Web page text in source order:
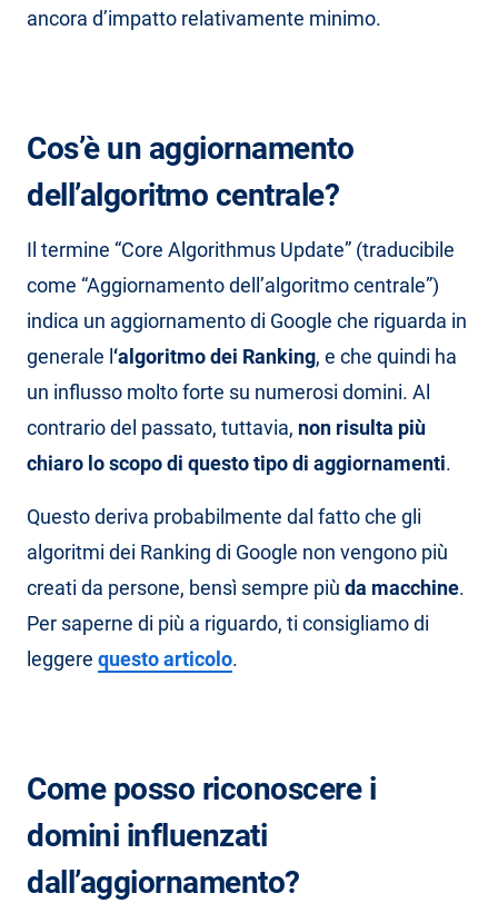
ancora d’impatto relativamente minimo.
Cos’è un aggiornamento
dell’algoritmo centrale?
Il termine “Core Algorithmus Update” (traducibile
come “Aggiornamento dell’algoritmo centrale”)
indica un aggiornamento di Google che riguarda in
generale l ‘algoritmo dei Ranking, e che quindi ha
un influsso molto forte su numerosi domini. Al
contrario del passato, tuttavia, non risulta più
chiaro lo scopo di questo tipo di aggiornamenti.
Questo deriva probabilmente dal fatto che gli
algoritmi dei Ranking di Google non vengono più
creati da persone, bensì sempre più da macchine.
Per saperne di più a riguardo, ti consigliamo di
leggere questo articolo.
Come posso riconoscere i
domini influenzati
dall’aggiornamento?